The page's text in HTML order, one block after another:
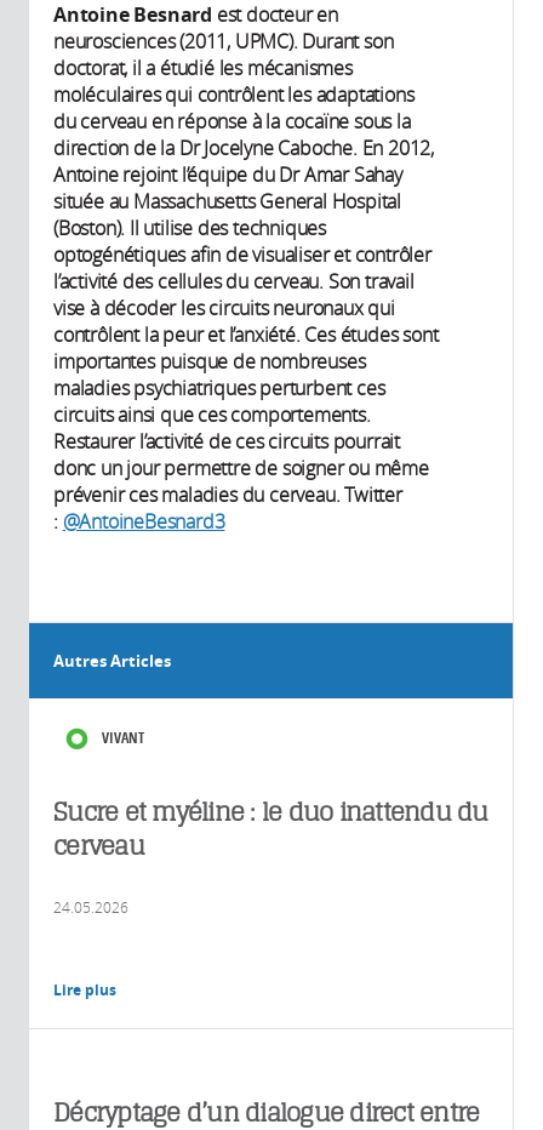
Antoine Besnard est docteur en
neurosciences (2011, UPMC). Durant son
doctorat, il a étudié les mécanismes
moléculaires qui contrôlent les adaptations
du cerveau en réponse à la cocaïne sous la
direction de la Dr Jocelyne Caboche. En 2012,
Antoine rejoint l’équipe du Dr Amar Sahay
située au Massachusetts General Hospital
(Boston). Il utilise des techniques
optogénétiques afin de visualiser et contrôler
l’activité des cellules du cerveau. Son travail
vise à décoder les circuits neuronaux qui
contrôlent la peur et l’anxiété. Ces études sont
importantes puisque de nombreuses
maladies psychiatriques perturbent ces
circuits ainsi que ces comportements.
Restaurer l’activité de ces circuits pourrait
donc un jour permettre de soigner ou même
prévenir ces maladies du cerveau. Twitter
: @AntoineBesnard3
Autres Articles
VIVANT
Sucre et myéline : le duo inattendu du
cerveau
24.05.2026
Lire plus
Décryptage d’un dialogue direct entre